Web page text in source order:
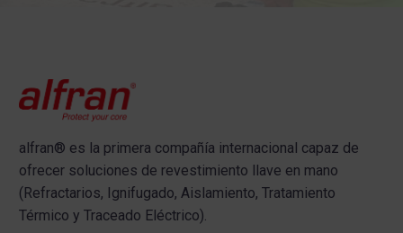
alfran® es la primera compañía internacional capaz de
ofrecer soluciones de revestimiento llave en mano
(Refractarios, Ignifugado, Aislamiento, Tratamiento
Térmico y Traceado Eléctrico).